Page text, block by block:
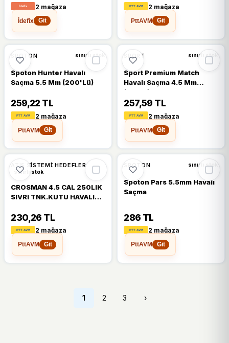
2 mağaza
İdefix
Git
2 mağaza
PttAVM
Git
%13
SPOTON sınırlı stok
Spoton Hunter Havalı
Saçma 5.5 Mm (200'Lü)
259,22 TL
2 mağaza
PttAVM
Git
%16
SPORT sınırlı stok
Sport Premium Match
Havalı Saçma 4.5 Mm
(250Li)
257,59 TL
2 mağaza
PttAVM
Git
%24 🔥%24 DÜŞTÜ
ATIŞ SISTEMI HEDEFLER
sınırlı stok
CROSMAN 4.5 CAL 250LIK
SIVRI TNK.KUTU HAVALI
230,26 TL
2 mağaza
PttAVM
Git
%14
SPOTON sınırlı stok
Spoton Pars 5.5mm Havalı
Saçma
286 TL
2 mağaza
PttAVM
Git
1 2 3 ›